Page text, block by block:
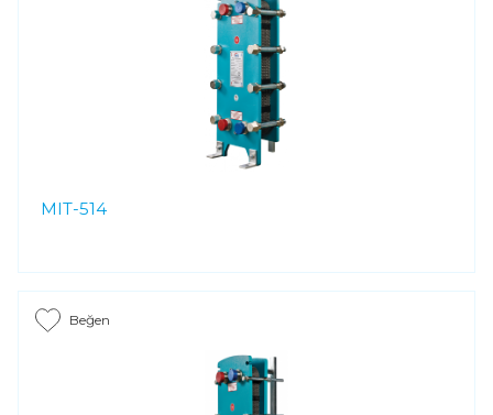
MIT-514
Beğen